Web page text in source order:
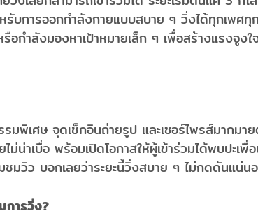
รับการออกกำลังกายแบบสบาย ๆ วิ่งได้ทุกเพศทุ
อกำลังมองหาเป้าหมายเล็ก ๆ เพื่อสร้างแรงจูง
มพิเศษ จุดเช็กอินถ่ายรูป และเซอร์ไพรส์มากมา
ม่น่าเบื่อ พร้อมเปิดโอกาสให้ผู้เข้าร่วมได้พบปะเ
มวิว บอกเลยว่าระยะนี้วิ่งสบาย ๆ ไม่กดดันแน่น
การวิ่ง?